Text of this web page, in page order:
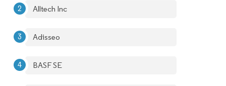
Alltech Inc
Adisseo
BASF SE